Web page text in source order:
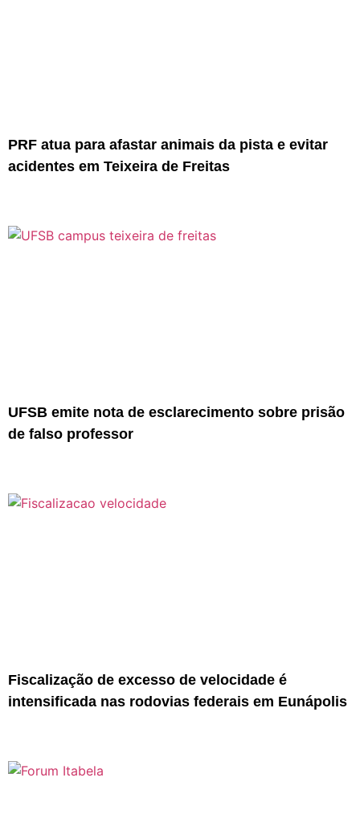
PRF atua para afastar animais da pista e evitar
acidentes em Teixeira de Freitas
UFSB emite nota de esclarecimento sobre prisão
de falso professor
Fiscalização de excesso de velocidade é
intensificada nas rodovias federais em Eunápolis